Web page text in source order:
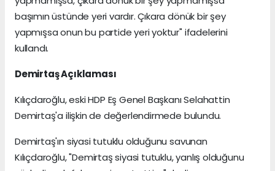
başımın üstünde yeri vardır. Çıkara dönük bir şey
yapmışsa onun bu partide yeri yoktur" ifadelerini
kullandı.
Demirtaş Açıklaması
Kılıçdaroğlu, eski HDP Eş Genel Başkanı Selahattin
Demirtaş'a ilişkin de değerlendirmede bulundu.
Demirtaş'ın siyasi tutuklu olduğunu savunan
Kılıçdaroğlu, "Demirtaş siyasi tutuklu, yanlış olduğunu